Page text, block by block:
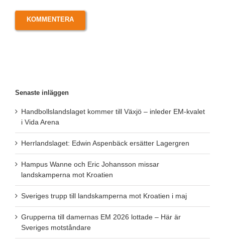
Senaste inläggen
Handbollslandslaget kommer till Växjö – inleder EM-kvalet
i Vida Arena
Herrlandslaget: Edwin Aspenbäck ersätter Lagergren
Hampus Wanne och Eric Johansson missar
landskamperna mot Kroatien
Sveriges trupp till landskamperna mot Kroatien i maj
Grupperna till damernas EM 2026 lottade – Här är
Sveriges motståndare